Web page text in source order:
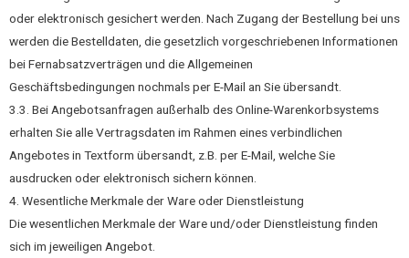
oder elektronisch gesichert werden. Nach Zugang der Bestellung bei uns
werden die Bestelldaten, die gesetzlich vorgeschriebenen Informationen
bei Fernabsatzverträgen und die Allgemeinen
Geschäftsbedingungen nochmals per E-Mail an Sie übersandt.
3.3. Bei Angebotsanfragen außerhalb des Online-Warenkorbsystems
erhalten Sie alle Vertragsdaten im Rahmen eines verbindlichen
Angebotes in Textform übersandt, z.B. per E-Mail, welche Sie
ausdrucken oder elektronisch sichern können.
4. Wesentliche Merkmale der Ware oder Dienstleistung
Die wesentlichen Merkmale der Ware und/oder Dienstleistung finden
sich im jeweiligen Angebot.